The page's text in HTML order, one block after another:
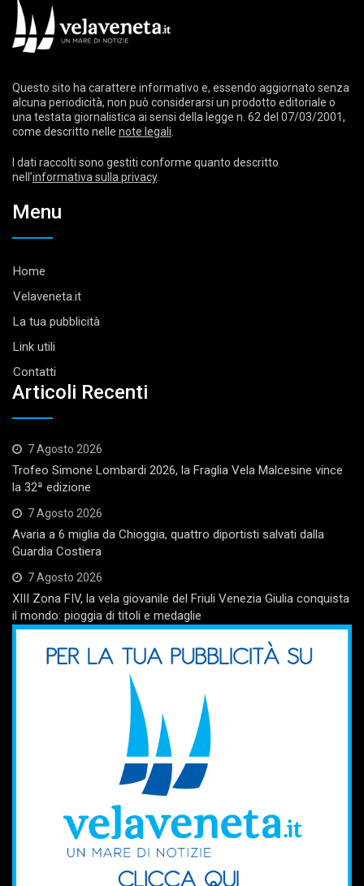
Questo sito ha carattere informativo e, essendo aggiornato senza
alcuna periodicità, non può considerarsi un prodotto editoriale o
una testata giornalistica ai sensi della legge n. 62 del 07/03/2001,
come descritto nelle note legali
I dati raccolti sono gestiti conforme quanto descritto
nell’informativa sulla privacy.
Menu
Home
Velaveneta.it
La tua pubblicità
Link utili
Contatti
Articoli Recenti
7 Agosto 2026
Trofeo Simone Lombardi 2026, la Fraglia Vela Malcesine vince
la 32ª edizione
7 Agosto 2026
Avaria a 6 miglia da Chioggia, quattro diportisti salvati dalla
Guardia Costiera
7 Agosto 2026
XIII Zona FIV, la vela giovanile del Friuli Venezia Giulia conquista
il mondo: pioggia di titoli e medaglie